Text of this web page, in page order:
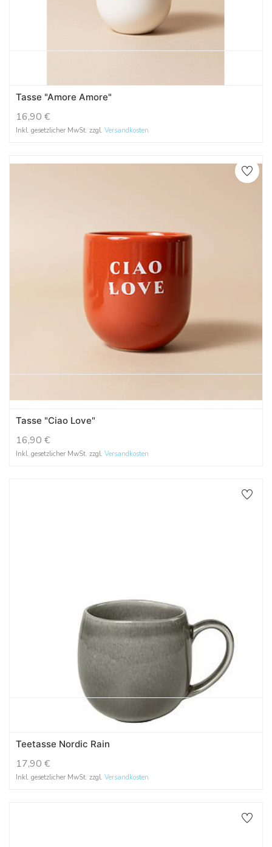
Tasse "Amore Amore"
16,90 €
Inkl. gesetzlicher MwSt. zzgl. Versandkosten
Tasse "Ciao Love"
16,90 €
Inkl. gesetzlicher MwSt. zzgl. Versandkosten
Teetasse Nordic Rain
17,90 €
Inkl. gesetzlicher MwSt. zzgl. Versandkosten